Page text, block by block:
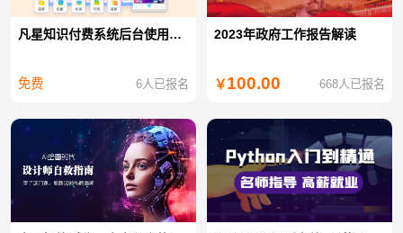
凡星知识付费系统后台使用教程
免费 6人已报名
2023年政府工作报告解读
￥100.00 668人已报名